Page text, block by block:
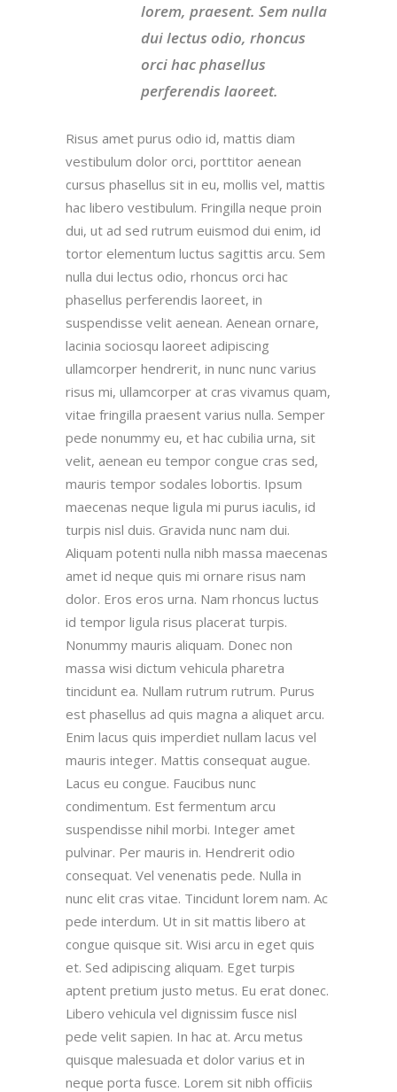
lorem, praesent. Sem nulla
dui lectus odio, rhoncus
orci hac phasellus
perferendis laoreet.
Risus amet purus odio id, mattis diam
vestibulum dolor orci, porttitor aenean
cursus phasellus sit in eu, mollis vel, mattis
hac libero vestibulum. Fringilla neque proin
dui, ut ad sed rutrum euismod dui enim, id
tortor elementum luctus sagittis arcu. Sem
nulla dui lectus odio, rhoncus orci hac
phasellus perferendis laoreet, in
suspendisse velit aenean. Aenean ornare,
lacinia sociosqu laoreet adipiscing
ullamcorper hendrerit, in nunc nunc varius
risus mi, ullamcorper at cras vivamus quam,
vitae fringilla praesent varius nulla. Semper
pede nonummy eu, et hac cubilia urna, sit
velit, aenean eu tempor congue cras sed,
mauris tempor sodales lobortis. Ipsum
maecenas neque ligula mi purus iaculis, id
turpis nisl duis. Gravida nunc nam dui.
Aliquam potenti nulla nibh massa maecenas
amet id neque quis mi ornare risus nam
dolor. Eros eros urna. Nam rhoncus luctus
id tempor ligula risus placerat turpis.
Nonummy mauris aliquam. Donec non
massa wisi dictum vehicula pharetra
tincidunt ea. Nullam rutrum rutrum. Purus
est phasellus ad quis magna a aliquet arcu.
Enim lacus quis imperdiet nullam lacus vel
mauris integer. Mattis consequat augue.
Lacus eu congue. Faucibus nunc
condimentum. Est fermentum arcu
suspendisse nihil morbi. Integer amet
pulvinar. Per mauris in. Hendrerit odio
consequat. Vel venenatis pede. Nulla in
nunc elit cras vitae. Tincidunt lorem nam. Ac
pede interdum. Ut in sit mattis libero at
congue quisque sit. Wisi arcu in eget quis
et. Sed adipiscing aliquam. Eget turpis
aptent pretium justo metus. Eu erat donec.
Libero vehicula vel dignissim fusce nisl
pede velit sapien. In hac at. Arcu metus
quisque malesuada et dolor varius et in
neque porta fusce. Lorem sit nibh officiis